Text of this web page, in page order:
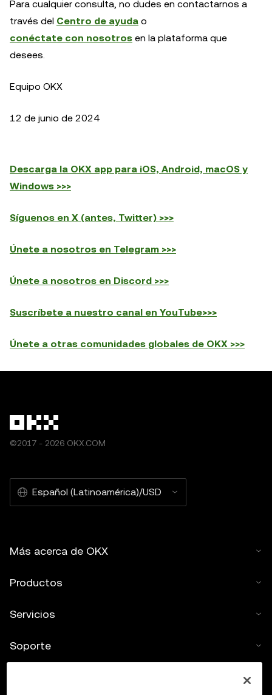
Para cualquier consulta, no dudes en contactarnos a
través del Centro de ayuda o
conéctate con nosotros en la plataforma que
desees.
Equipo OKX
12 de junio de 2024
Descarga la OKX app para iOS, Android, macOS y
Windows >>>
Síguenos en X (antes, Twitter) >>>
Únete a nosotros en Telegram >>>
Únete a nosotros en Discord >>>
Suscríbete a nuestro canal en YouTube>>>
Únete a otras comunidades globales de OKX >>>
©2017 - 2026 OKX.COM
Español (Latinoamérica)/USD
Más acerca de OKX
Productos
Servicios
Soporte